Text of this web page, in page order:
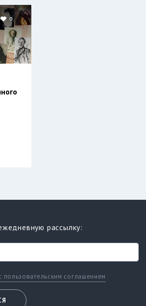
0
рассылку:
пользовательским соглашением